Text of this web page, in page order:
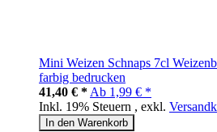
Mini Weizen Schnaps 7cl
farbig bedrucken
41,40 € * Ab 1,99 € *
Inkl. 19% Steuern , exkl.
In den Warenkorb